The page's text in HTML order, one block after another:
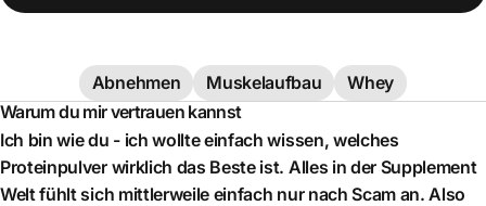
Abnehmen Muskelaufbau
Whey
Warum du mir vertrauen kannst
Ich bin wie du - ich wollte einfach wissen, welches
Proteinpulver wirklich das Beste ist. Alles in der Supplement
Welt fühlt sich mittlerweile einfach nur nach Scam an. Also